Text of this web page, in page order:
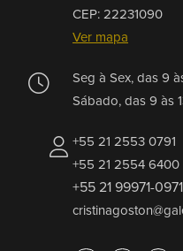
CEP: 22231090
Ver mapa
Seg à Sex, das 9
Sábado, das 9 às
+55 21 2553 0791
+55 21 2554 6400
+55 21 99971-0971